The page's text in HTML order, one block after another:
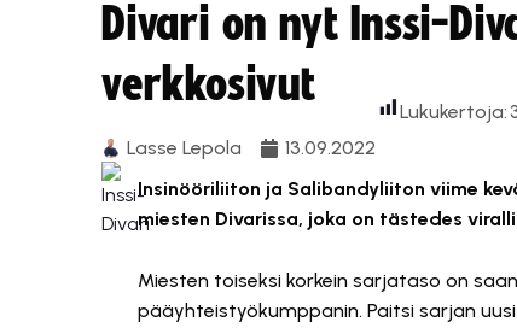
Divari on nyt Inssi-
verkkosivut
Lasse Lepola 13.09.2022
Lukukertoja:
Insinööriliiton ja Salibandyliiton viime
miesten Divarissa, joka on tästedes
Miesten toiseksi korkein sarjataso on
pääyhteistyökumppanin. Paitsi sarjan